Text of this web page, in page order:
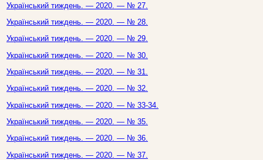
Український тиждень. — 2020. — № 27.
Український тиждень. — 2020. — № 28.
Український тиждень. — 2020. — № 29.
Український тиждень. — 2020. — № 30.
Український тиждень. — 2020. — № 31.
Український тиждень. — 2020. — № 32.
Український тиждень. — 2020. — № 33-34.
Український тиждень. — 2020. — № 35.
Український тиждень. — 2020. — № 36.
Український тиждень. — 2020. — № 37.